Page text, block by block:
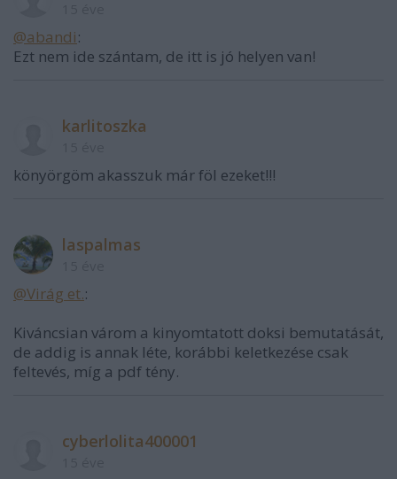
@abandi:
Ezt nem ide szántam, de itt is jó helyen van!
karlitoszka
könyörgöm akasszuk már föl ezeket!!!
laspalmas
@Virág et.:
Kiváncsian várom a kinyomtatott doksi bemutatását,
de addig is annak léte, korábbi keletkezése csak
feltevés, míg a pdf tény.
cyberlolita400001